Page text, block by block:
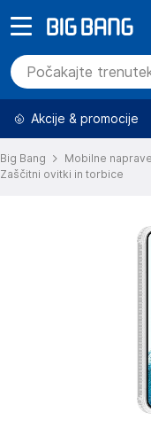
Akcije & promocije
Big Bang Mobilne
Zaščitni ovitki in torbice